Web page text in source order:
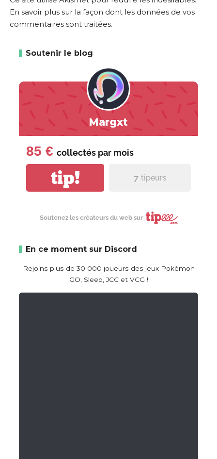
En savoir plus sur la façon dont les données de vos
commentaires sont traitées.
Soutenir le blog
Margxt
85 € collectés par mois
tip! 7 tipeurs
Soutenez les créateurs du web sur
En ce moment sur Discord
Rejoins plus de 30 000 joueurs des jeux Pokémon
GO, Sleep, JCC et VCG !